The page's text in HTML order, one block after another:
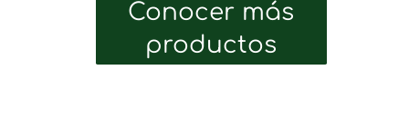
Conocer más
productos